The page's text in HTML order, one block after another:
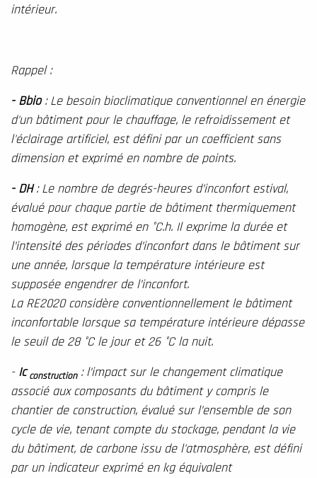
intérieur.
Rappel :
- Bbio: Le besoin bioclimatique conventionnel en énergie
d'un bâtiment pour le chauffage, le refroidissement et
l'éclairage artificiel, est défini par un coefficient sans
dimension et exprimé en nombre de points.
- DH: Le nombre de degrés-heures d’inconfort estival,
évalué pour chaque partie de bâtiment thermiquement
homogène, est exprimé en °C.h. Il exprime la durée et
l’intensité des périodes d’inconfort dans le bâtiment sur
une année, lorsque la température intérieure est
supposée engendrer de l’inconfort.
La RE2020 considère conventionnellement le bâtiment
inconfortable lorsque sa température intérieure dépasse
le seuil de 28 °C le jour et 26 °C la nuit.
- Icconstruction: l’impact sur le changement climatique
associé aux composants du bâtiment y compris le
chantier de construction, évalué sur l’ensemble de son
cycle de vie, tenant compte du stockage, pendant la vie
du bâtiment, de carbone issu de l'atmosphère, est défini
par un indicateur exprimé en kg équivalent